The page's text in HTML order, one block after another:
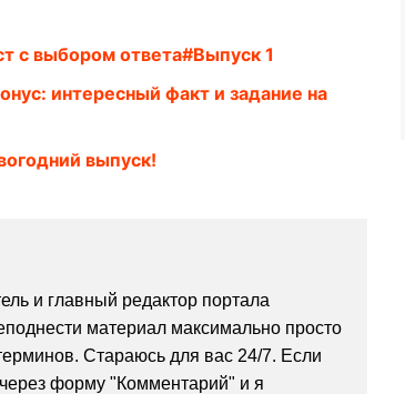
с выбором ответа#Выпуск 1
интересный факт и задание на
выпуск!
и главный редактор портала
материал максимально просто
Стараюсь для вас 24/7. Если
форму "Комментарий" и я